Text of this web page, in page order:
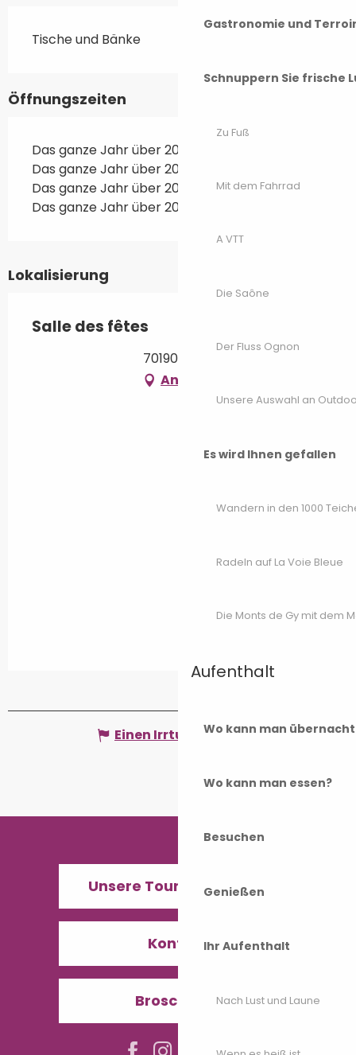
Gastronomie und
Schnuppern Sie frische
Zu Fuß
Mit dem Fahrrad
A VTT
Die Saône
Der Fluss Ognon
Unsere Auswahl an
Es wird Ihnen gefallen
Wandern in den 1000
Radeln auf La Voie Bleue
Die Monts de Gy mit dem
Aufenthalt
Wo kann man
Wo kann man essen?
Besuchen
Genießen
Ihr Aufenthalt
Nach Lust und Laune
Tische und Bänke
Öffnungszeiten
Das ganze Jahr über 2026
Das ganze Jahr über 2027
Das ganze Jahr über 2028
Das ganze Jahr über 2029
Lokalisierung
Salle des fêtes
70190 Cirey
Anfahrt
Einen Irrtum angeben
Unsere Tourismusbüros
Kontakt
Broschüren